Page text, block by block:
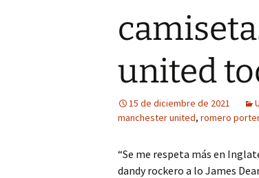
united
15 de diciembre de 2021
manchester united, romero
“Se me respeta más en
dandy rockero a lo James